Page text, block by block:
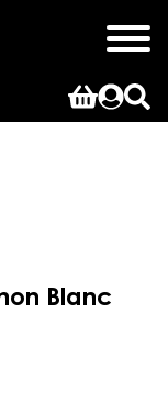
Blanc